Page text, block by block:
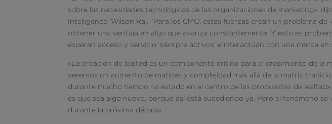
sobre las necesidades tecnológicas de las organizaciones de marketing»,
Intelligence, Wilson Raj. “Para los CMO, estas fuerzas crean un problema de
obtener una ventaja en algo que avanza constantemente. Y esto es
esperan acceso y servicio ‘siempre activos’ e interactúan con una marca en
«La creación de lealtad es un componente crítico para el crecimiento de la
veremos un aumento de matices y complejidad más allá de la matriz
durante mucho tiempo ha estado en el centro de las propuestas de
es que sea algo nuevo, porque así está sucediendo ya. Pero el fenómeno
durante la próxima década.